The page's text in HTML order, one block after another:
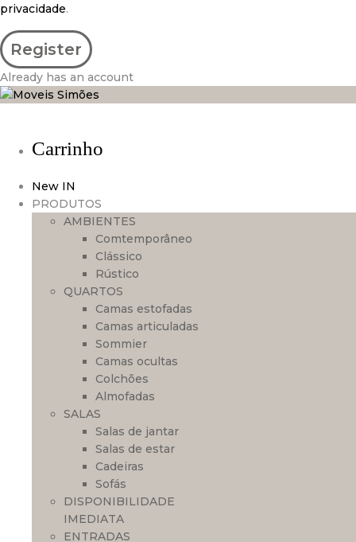
privacidade.
Already has an account
Carrinho
New IN
PRODUTOS
AMBIENTES
Comtemporâneo
Clássico
Rústico
QUARTOS
Camas estofadas
Camas articuladas
Sommier
Camas ocultas
Colchões
Almofadas
SALAS
Salas de jantar
Salas de estar
Cadeiras
Sofás
DISPONIBILIDADE
IMEDIATA
ENTRADAS